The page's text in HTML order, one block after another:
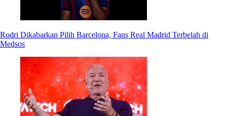
Rodri Dikabarkan Pilih Barcelona, Fans Real Madrid Terbelah di
Medsos